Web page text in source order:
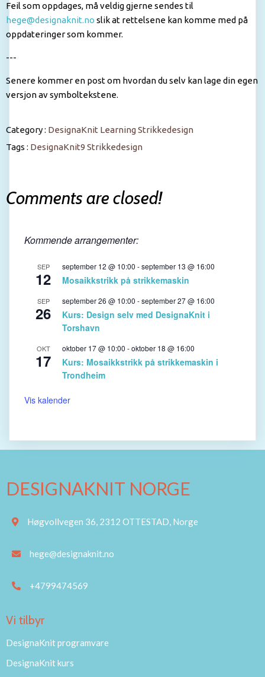
Feil som oppdages, må veldig gjerne sendes til
hege@designaknit.no slik at rettelsene kan komme med på
oppdateringer som kommer.
---
Senere kommer en post om hvordan du selv kan lage din egen
versjon av symboltekstene.
Category : DesignaKnit LearningStrikkedesign
Tags : DesignaKnit9 Strikkedesign
Comments are closed!
Kommende arrangementer:
SEP
12
september 12 @ 10:00 -september 13 @ 16:00
Mosaikkstrikk på strikkemaskin
SEP
26
september 26 @ 10:00 -september 27 @ 16:00
Kurs: Design selv med DesignaKnit i
Torshavn
OKT
17
oktober 17 @ 10:00 -oktober 18 @ 16:00
Kurs: Mosaikkstrikk på strikkemaskin i
Trondheim
Vis kalender
DESIGNAKNIT NORGE
Høgvollvegen 36, 2312 OTTESTAD, Norge
hege@designaknit.no
+4799474569
Vi tilbyr
DesignaKnit programvare
DesignaKnit kurs